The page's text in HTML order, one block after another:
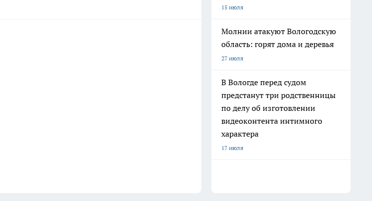
15 июля
Молнии атакуют Вологодскую
область: горят дома и деревья
27 июля
В Вологде перед судом
предстанут три родственницы
по делу об изготовлении
видеоконтента интимного
характера
17 июля